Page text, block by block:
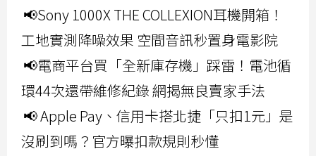
📢Sony 1000X THE COLLEXION耳機開箱！
工地實測降噪效果 空間音訊秒置身電影院
📢電商平台買「全新庫存機」踩雷！電池循
環44次還帶維修紀錄 網揭無良賣家手法
📢 Apple Pay、信用卡搭北捷「只扣1元」是
沒刷到嗎？官方曝扣款規則秒懂